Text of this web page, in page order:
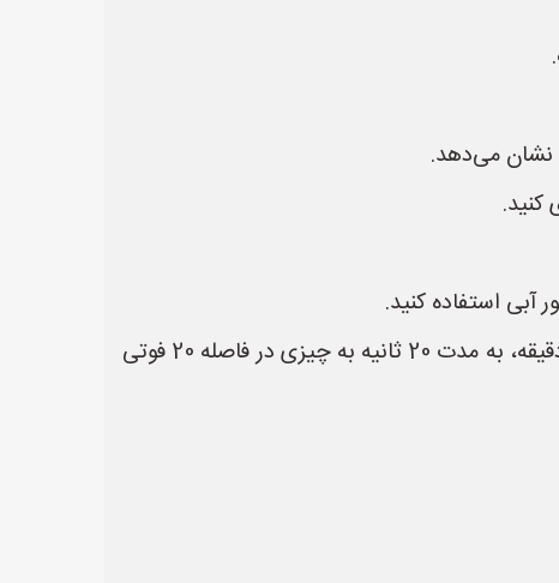
کنید.
* **استراحت چشم:** به طور منظم به چشمان خود استراحت دهید. قانون 20-20-20 را دنبال کنید: هر 20 دقیقه، به مدت 20 ثانیه به چیزی در فاصله 20 فوتی